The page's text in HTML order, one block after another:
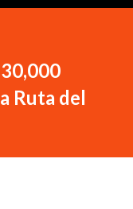
Ruta del